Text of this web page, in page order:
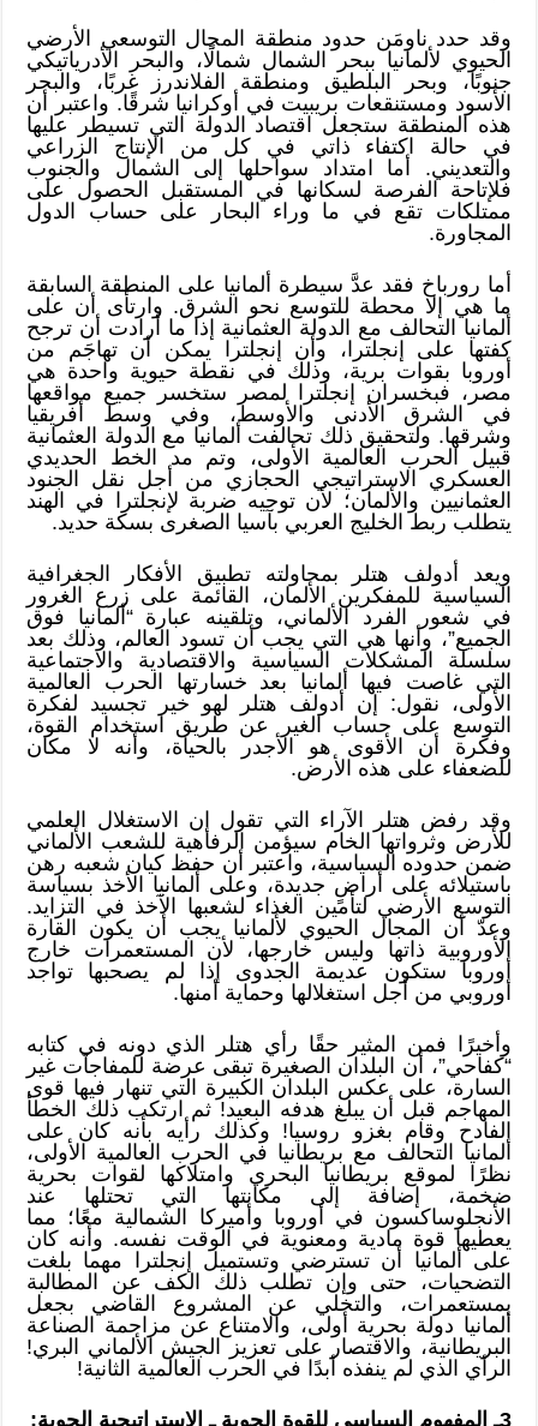
وقد حدد ناومَن حدود منطقة المجال التوسعي الأرضي
الحيوي لألمانيا ببحر الشمال شمالًا، والبحر الأدرياتيكي
جنوبًا، وبحر البلطيق ومنطقة الفلاندرز غربًا، والبحر
الأسود ومستنقعات بريبيت في أوكرانيا شرقًا. واعتبر أن
هذه المنطقة ستجعل اقتصاد الدولة التي تسيطر عليها
في حالة اكتفاء ذاتي في كل من الإنتاج الزراعي
والتعديني. أما امتداد سواحلها إلى الشمال والجنوب
فلإتاحة الفرصة لسكانها في المستقبل الحصول على
ممتلكات تقع في ما وراء البحار على حساب الدول
المجاورة.
أما رورباخ فقد عدَّ سيطرة ألمانيا على المنطقة السابقة
ما هي إلا محطة للتوسع نحو الشرق. وارتأى أن على
ألمانيا التحالف مع الدولة العثمانية إذا ما أرادت أن ترجح
كفتها على إنجلترا، وأن إنجلترا يمكن أن تهاجَم من
أوروبا بقوات برية، وذلك في نقطة حيوية واحدة هي
مصر، فبخسران إنجلترا لمصر ستخسر جميع مواقعها
في الشرق الأدنى والأوسط، وفي وسط أفريقيا
وشرقها. ولتحقيق ذلك تحالفت ألمانيا مع الدولة العثمانية
قبيل الحرب العالمية الأولى، وتم مد الخط الحديدي
العسكري الاستراتيجي الحجازي من أجل نقل الجنود
العثمانيين والألمان؛ لأن توجيه ضربة لإنجلترا في الهند
يتطلب ربط الخليج العربي بآسيا الصغرى بسكة حديد.
ويعد أدولف هتلر بمحاولته تطبيق الأفكار الجغرافية
السياسية للمفكرين الألمان، القائمة على زرع الغرور
في شعور الفرد الألماني، وتلقينه عبارة “ألمانيا فوق
الجميع”، وأنها هي التي يجب أن تسود العالم، وذلك بعد
سلسلة المشكلات السياسية والاقتصادية والاجتماعية
التي غاصت فيها ألمانيا بعد خسارتها الحرب العالمية
الأولى، نقول: إن أدولف هتلر لهو خير تجسيد لفكرة
التوسع على حساب الغير عن طريق استخدام القوة،
وفكرة أن الأقوى هو الأجدر بالحياة، وأنه لا مكان
للضعفاء على هذه الأرض.
وقد رفض هتلر الآراء التي تقول إن الاستغلال العلمي
للأرض وثرواتها الخام سيؤمن الرفاهية للشعب الألماني
ضمن حدوده السياسية، واعتبر أن حفظ كيان شعبه رهن
باستيلائه على أراضٍ جديدة، وعلى ألمانيا الأخذ بسياسة
التوسع الأرضي لتأمين الغذاء لشعبها الآخذ في التزايد.
وعدّ أن المجال الحيوي لألمانيا يجب أن يكون القارة
الأوروبية ذاتها وليس خارجها، لأن المستعمرات خارج
أوروبا ستكون عديمة الجدوى إذا لم يصحبها تواجد
أوروبي من أجل استغلالها وحماية أمنها.
وأخيرًا فمن المثير حقًا رأي هتلر الذي دونه في كتابه
“كفاحي”، أن البلدان الصغيرة تبقى عرضة للمفاجآت غير
السارة، على عكس البلدان الكبيرة التي تنهار فيها قوى
المهاجم قبل أن يبلغ هدفه البعيد! ثم ارتكب ذلك الخطأ
الفادح وقام بغزو روسيا! وكذلك رأيه بأنه كان على
ألمانيا التحالف مع بريطانيا في الحرب العالمية الأولى،
نظرًا لموقع بريطانيا البحري وامتلاكها لقوات بحرية
ضخمة، إضافة إلى مكانتها التي تحتلها عند
الأنجلوساكسون في أوروبا وأميركا الشمالية معًا؛ مما
يعطيها قوة مادية ومعنوية في الوقت نفسه. وأنه كان
على ألمانيا أن تسترضي وتستميل إنجلترا مهما بلغت
التضحيات، حتى وإن تطلب ذلك الكف عن المطالبة
بمستعمرات، والتخلي عن المشروع القاضي بجعل
ألمانيا دولة بحرية أولى، والامتناع عن مزاحمة الصناعة
البريطانية، والاقتصار على تعزيز الجيش الألماني البري!
الرأي الذي لم ينفذه أبدًا في الحرب العالمية الثانية!
3ـ المفهوم السياسي للقوة الجوية ـ الاستراتيجية الجوية: